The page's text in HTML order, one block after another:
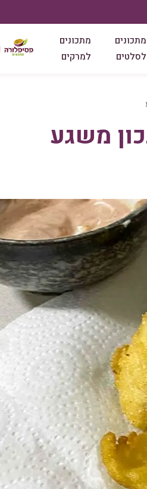
מתכונים
לסלטים
מתכונים
למרקים
משגע